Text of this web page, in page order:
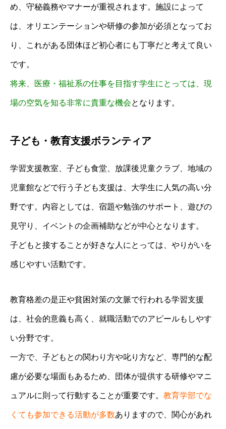
め、守秘義務やマナーが重視されます。施設によって
は、オリエンテーションや研修の参加が必須となってお
り、これがある団体ほど初心者にも丁寧だと考えて良い
です。
将来、医療・福祉系の仕事を目指す学生にとっては、現
場の空気を知る非常に貴重な機会となります。
子ども・教育支援ボランティア
学習支援教室、子ども食堂、放課後児童クラブ、地域の
児童館などで行う子ども支援は、大学生に人気の高い分
野です。内容としては、宿題や勉強のサポート、遊びの
見守り、イベントの企画補助などが中心となります。
子どもと接することが好きな人にとっては、やりがいを
感じやすい活動です。
教育格差の是正や貧困対策の文脈で行われる学習支援
は、社会的意義も高く、就職活動でのアピールもしやす
い分野です。
一方で、子どもとの関わり方や叱り方など、専門的な配
慮が必要な場面もあるため、団体が提供する研修やマニ
ュアルに則って行動することが重要です。 教育学部でな
くても参加できる活動が多数ありますので、関心があれ